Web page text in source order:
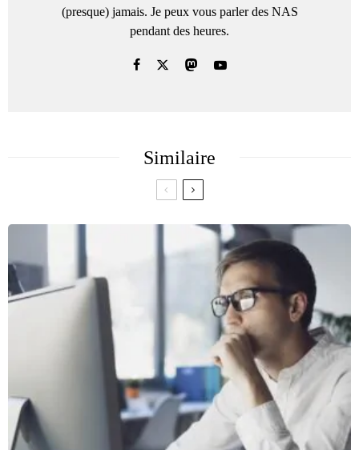
(presque) jamais. Je peux vous parler des NAS
pendant des heures.
Similaire